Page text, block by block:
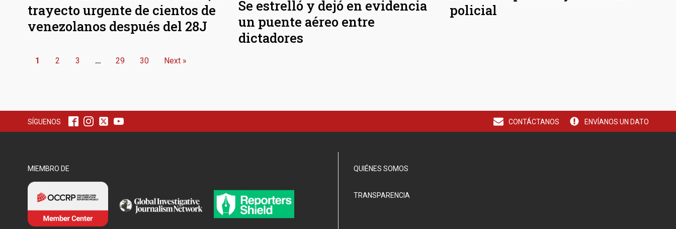
trayecto urgente de cientos de
venezolanos después del 28J
Se estrelló y dejó en evidencia
un puente aéreo entre
dictadores
policial
1 2 3 … 29 30 Next »
SÍGUENOS CONTÁCTANOS ENVÍANOS UN DATO
MIEMBRO DE QUIÉNES SOMOS
TRANSPARENCIA